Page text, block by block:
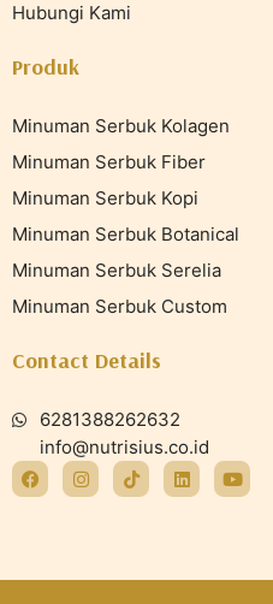
Hubungi Kami
Produk
Minuman Serbuk Kolagen
Minuman Serbuk Fiber
Minuman Serbuk Kopi
Minuman Serbuk Botanical
Minuman Serbuk Serelia
Minuman Serbuk Custom
Contact Details
6281388262632
info@nutrisius.co.id